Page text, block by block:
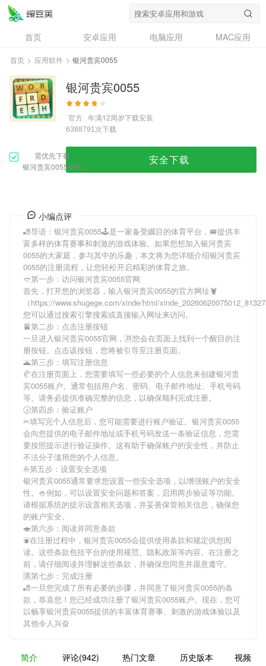
首页 安卓应用 电脑应用
MAC应用
资讯
专题
问答
首页 > 应用软件 > 银河贵宾0055
银河贵宾0055
官方 年满12周岁下载安装
6388791次下载
需优先下载
银河贵宾0055安装
安全下载
小编点评
🎳导语： 银河贵宾0055🕹是一家备受瞩目的体育平台，🚐提供丰
富多样的体育赛事和刺激的游戏体验。如果您想加入银河贵宾
0055的大家庭，参与其中的乐趣，本文将为您详细介绍银河贵宾
0055的注册流程，让您轻松开启精彩的体育之旅。
🥙第一步：访问银河贵宾0055官网
首先，打开您的浏览器，输入银河贵宾0055的官方网址🦞
（https://www.shugege.com/xinde/html/
您可以通过搜索引擎搜索或直接输入网址来访问。
🚈第二步：点击注册按钮
一旦进入银河贵宾0055官网，🈷您会在页面上找到一个醒目的注
册按钮。点击该按钮，您将被引导至注册页面。
🌋第三步：填写注册信息
🥐在注册页面上，您需要填写一些必要的个人信息来创建银河贵
宾0055账户。通常包括用户名、密码、电子邮件地址、手机号码
等。请务必提供准确完整的信息，以确保顺利完成注册。
🕞第四步：验证账户
✂填写完个人信息后，您可能需要进行账户验证。 银河贵宾0055
会向您提供的电子邮件地址或手机号码发送一条验证信息，您需
要按照提示进行验证操作。这有助于确保账户的安全性，并防止
不法分子滥用您的个人信息。
⛵️第五步：设置安全选项
银河贵宾0055通常要求您设置一些安全选项，以增强账户的安全
性。🍚例如，可以设置安全问题和答案，启用两步验证等功能。
请根据系统的提示设置相关选项，并妥善保管相关信息，确保您
的账户安全。
🍣第六步：阅读并同意条款
⛲在注册过程中， 银河贵宾0055会提供使用条款和规定供您阅
读。这些条款包括平台的使用规范、隐私政策等内容。在注册之
前，请仔细阅读并理解这些条款，并确保您同意并愿意遵守。
🈵第七步：完成注册
🎳一旦您完成了所有必要的步骤，并同意了银河贵宾0055的条
款，恭喜您！您已经成功注册了银河贵宾0055账户。现在，您可
以畅享银河贵宾0055提供的丰富体育赛事、刺激的游戏体验以及
其他令人兴奋
简介 评论(942) 热门文章 历史版本 视频